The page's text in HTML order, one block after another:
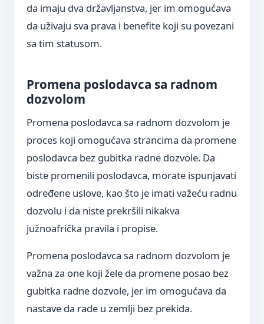
da imaju dva državljanstva, jer im omogućava
da uživaju sva prava i benefite koji su povezani
sa tim statusom.
Promena poslodavca sa radnom
dozvolom
Promena poslodavca sa radnom dozvolom je
proces koji omogućava strancima da promene
poslodavca bez gubitka radne dozvole. Da
biste promenili poslodavca, morate ispunjavati
određene uslove, kao što je imati važeću radnu
dozvolu i da niste prekršili nikakva
južnoafrička pravila i propise.
Promena poslodavca sa radnom dozvolom je
važna za one koji žele da promene posao bez
gubitka radne dozvole, jer im omogućava da
nastave da rade u zemlji bez prekida.